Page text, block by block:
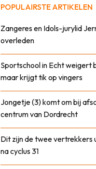
POPULAIRSTE ARTIKELEN
Zangeres en Idols-jurylid
overleden
Sportschool in Echt weigert
maar krijgt tik op vingers
Jongetje (3) komt om bij
centrum van Dordrecht
Dit zijn de twee vertrekkers
na cyclus 31